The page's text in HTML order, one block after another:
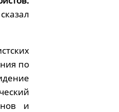
по
и